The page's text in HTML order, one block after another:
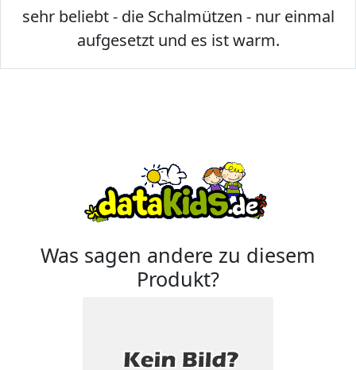
sehr beliebt - die Schalmützen - nur einmal
aufgesetzt und es ist warm.
Was sagen andere zu diesem
Produkt?